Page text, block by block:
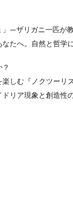
」—ザリガニ一匹が
たへ。自然と哲学
しむ『ノクツーリ
リア現象と創造性